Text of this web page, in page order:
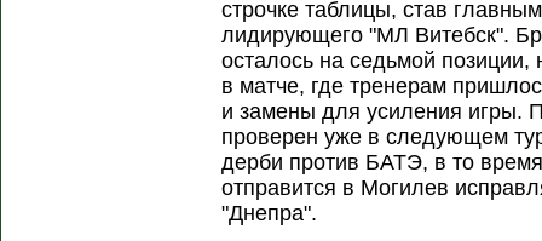
строчке таблицы, став
лидирующего "МЛ Витебск".
осталось на седьмой позиции,
в матче, где тренерам
и замены для усиления игры.
проверен уже в следующем
дерби против БАТЭ, в то время
отправится в Могилев
"Днепра".